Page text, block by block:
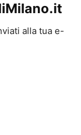
alla tua e-